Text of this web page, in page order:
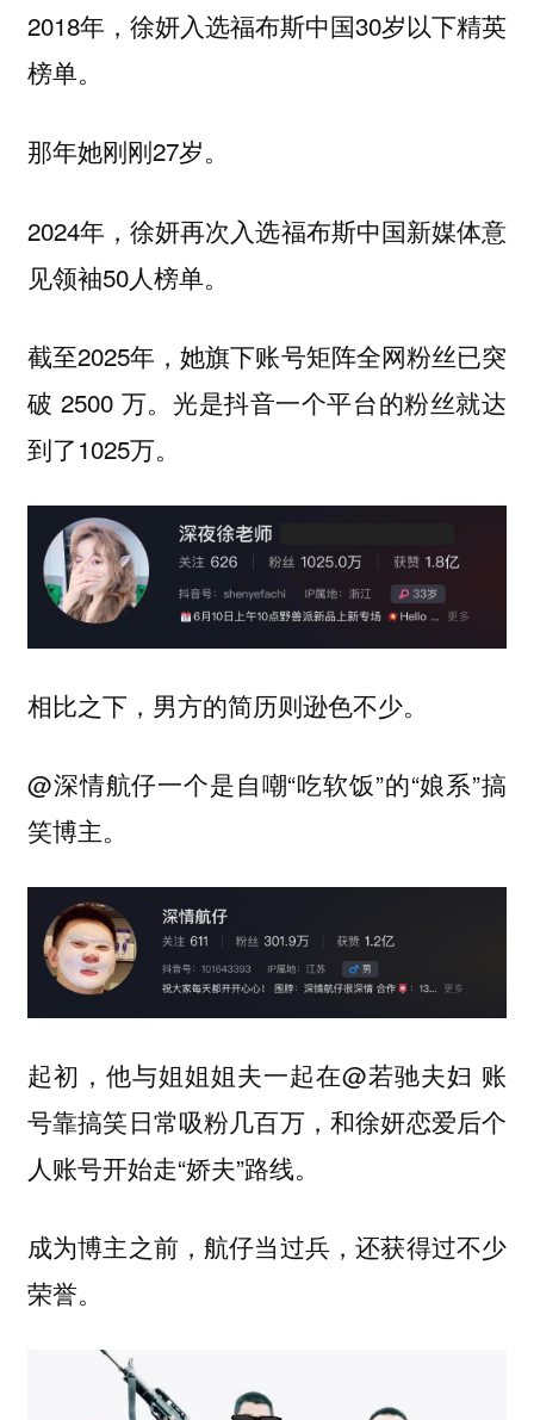
2018年，徐妍入选福布斯中国30岁以下精英
榜单。
那年她刚刚27岁。
2024年，徐妍再次入选福布斯中国新媒体意
见领袖50人榜单。
截至2025年，她旗下账号矩阵全网粉丝已突
破 2500 万。光是抖音一个平台的粉丝就达
到了1025万。
相比之下，男方的简历则逊色不少。
@深情航仔一个是自嘲“吃软饭”的“娘系”搞
笑博主。
起初，他与姐姐姐夫一起在@若驰夫妇 账
号靠搞笑日常吸粉几百万，和徐妍恋爱后个
人账号开始走“娇夫”路线。
成为博主之前，航仔当过兵，还获得过不少
荣誉。